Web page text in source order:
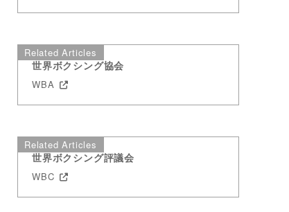
Related Articles
世界ボクシング協会
WBA
Related Articles
世界ボクシング評議会
WBC